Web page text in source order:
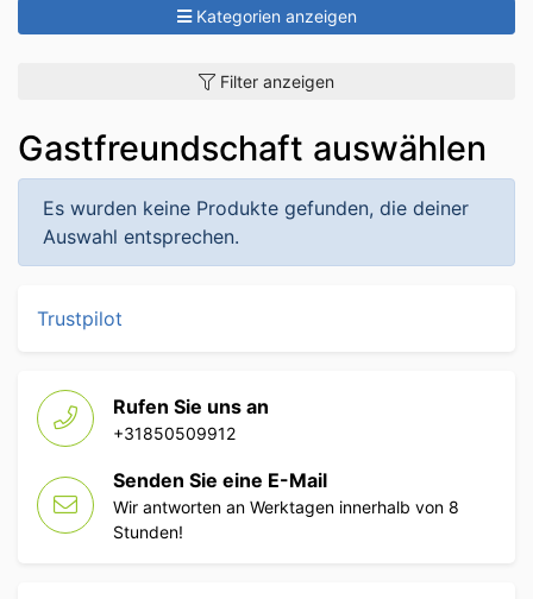
Kategorien anzeigen
Filter anzeigen
Gastfreundschaft auswählen
Es wurden keine Produkte gefunden, die deiner
Auswahl entsprechen.
Trustpilot
Rufen Sie uns an
+31850509912
Senden Sie eine E-Mail
Wir antworten an Werktagen innerhalb von 8
Stunden!